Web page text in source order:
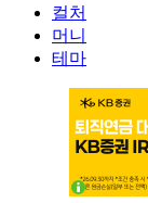
컬처
머니
테마